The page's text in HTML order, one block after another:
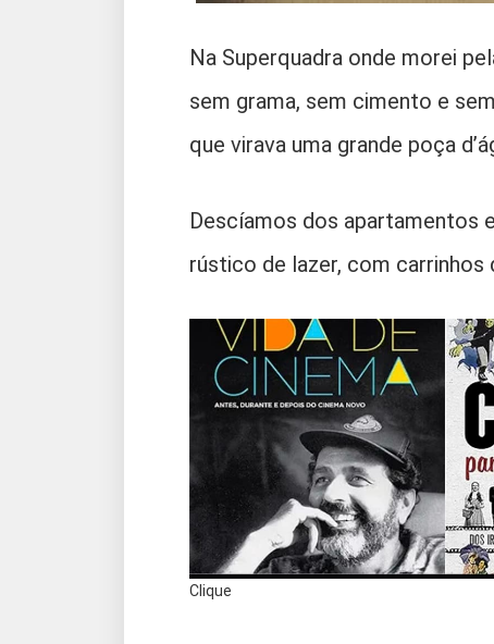
Na Superquadra onde morei
sem grama, sem cimento e
que virava uma grande poça
Descíamos dos apartamentos
rústico de lazer, com
Clique